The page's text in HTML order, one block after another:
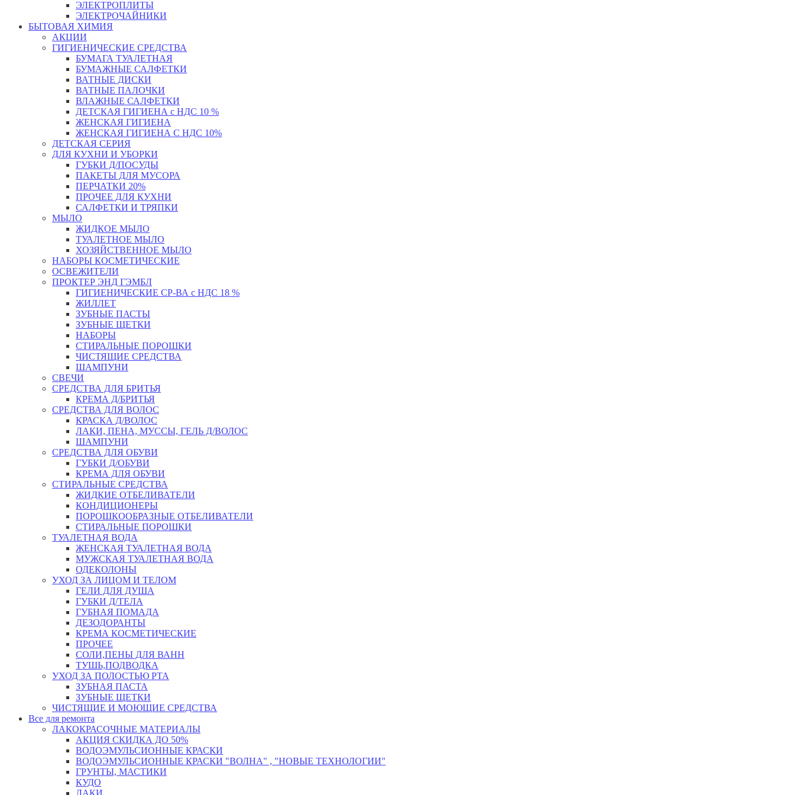
ЭЛЕКТРОПЛИТЫ
ЭЛЕКТРОЧАЙНИКИ
БЫТОВАЯ ХИМИЯ
АКЦИИ
ГИГИЕНИЧЕСКИЕ СРЕДСТВА
БУМАГА ТУАЛЕТНАЯ
БУМАЖНЫЕ САЛФЕТКИ
ВАТНЫЕ ДИСКИ
ВАТНЫЕ ПАЛОЧКИ
ВЛАЖНЫЕ САЛФЕТКИ
ДЕТСКАЯ ГИГИЕНА с НДС 10 %
ЖЕНСКАЯ ГИГИЕНА
ЖЕНСКАЯ ГИГИЕНА С НДС 10%
ДЕТСКАЯ СЕРИЯ
ДЛЯ КУХНИ И УБОРКИ
ГУБКИ Д/ПОСУДЫ
ПАКЕТЫ ДЛЯ МУСОРА
ПЕРЧАТКИ 20%
ПРОЧЕЕ ДЛЯ КУХНИ
САЛФЕТКИ И ТРЯПКИ
МЫЛО
ЖИДКОЕ МЫЛО
ТУАЛЕТНОЕ МЫЛО
ХОЗЯЙСТВЕННОЕ МЫЛО
НАБОРЫ КОСМЕТИЧЕСКИЕ
ОСВЕЖИТЕЛИ
ПРОКТЕР ЭНД ГЭМБЛ
ГИГИЕНИЧЕСКИЕ СР-ВА с НДС 18 %
ЖИЛЛЕТ
ЗУБНЫЕ ПАСТЫ
ЗУБНЫЕ ЩЕТКИ
НАБОРЫ
СТИРАЛЬНЫЕ ПОРОШКИ
ЧИСТЯЩИЕ СРЕДСТВА
ШАМПУНИ
СВЕЧИ
СРЕДСТВА ДЛЯ БРИТЬЯ
КРЕМА Д/БРИТЬЯ
СРЕДСТВА ДЛЯ ВОЛОС
КРАСКА Д/ВОЛОС
ЛАКИ, ПЕНА, МУССЫ, ГЕЛЬ Д/ВОЛОС
ШАМПУНИ
СРЕДСТВА ДЛЯ ОБУВИ
ГУБКИ Д/ОБУВИ
КРЕМА ДЛЯ ОБУВИ
СТИРАЛЬНЫЕ СРЕДСТВА
ЖИДКИЕ ОТБЕЛИВАТЕЛИ
КОНДИЦИОНЕРЫ
ПОРОШКООБРАЗНЫЕ ОТБЕЛИВАТЕЛИ
СТИРАЛЬНЫЕ ПОРОШКИ
ТУАЛЕТНАЯ ВОДА
ЖЕНСКАЯ ТУАЛЕТНАЯ ВОДА
МУЖСКАЯ ТУАЛЕТНАЯ ВОДА
ОДЕКОЛОНЫ
УХОД ЗА ЛИЦОМ И ТЕЛОМ
ГЕЛИ ДЛЯ ДУША
ГУБКИ Д/ТЕЛА
ГУБНАЯ ПОМАДА
ДЕЗОДОРАНТЫ
КРЕМА КОСМЕТИЧЕСКИЕ
ПРОЧЕЕ
СОЛИ,ПЕНЫ ДЛЯ ВАНН
ТУШЬ,ПОДВОДКА
УХОД ЗА ПОЛОСТЬЮ РТА
ЗУБНАЯ ПАСТА
ЗУБНЫЕ ЩЕТКИ
ЧИСТЯЩИЕ И МОЮЩИЕ СРЕДСТВА
Все для ремонта
ЛАКОКРАСОЧНЫЕ МАТЕРИАЛЫ
АКЦИЯ СКИДКА ДО 50%
ВОДОЭМУЛЬСИОННЫЕ КРАСКИ
ВОДОЭМУЛЬСИОННЫЕ КРАСКИ "ВОЛНА" , "НОВЫЕ ТЕХНОЛОГИИ"
ГРУНТЫ, МАСТИКИ
КУДО